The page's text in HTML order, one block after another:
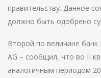
правительству. Данное
должно быть одобрено
Второй по величине
AG – сообщил, что во II
аналогичным периодом